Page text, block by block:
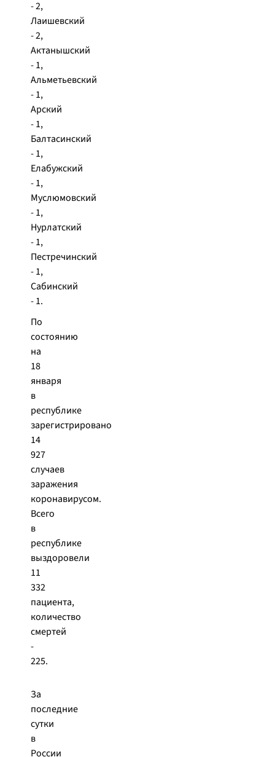
- 2,
Лаишевский
- 2,
Актанышский
- 1,
Альметьевский
- 1,
Арский
- 1,
Балтасинский
- 1,
Елабужский
- 1,
Муслюмовский
- 1,
Нурлатский
- 1,
Пестречинский
- 1,
Сабинский
- 1.
По
состоянию
на
18
января
в
республике
зарегистрировано
14
927
случаев
заражения
коронавирусом.
Всего
в
республике
выздоровели
11
332
пациента,
количество
смертей
-
225.
За
последние
сутки
в
России